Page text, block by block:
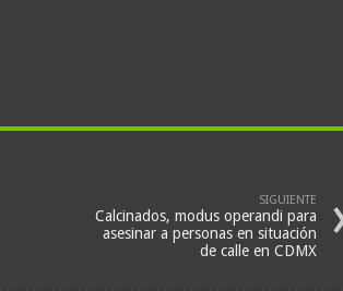
SIGUIENTE
Calcinados, modus operandi para
asesinar a personas en situación
de calle en CDMX